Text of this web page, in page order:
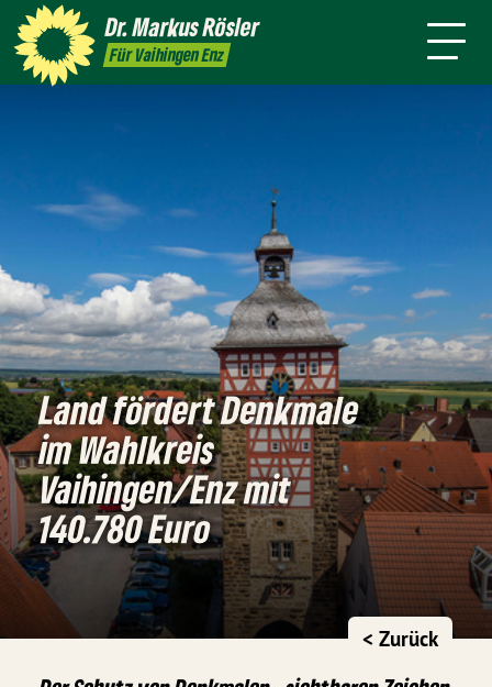
Dr. MarkusRösler
Für Vaihingen Enz
Rundmail Service Presse
Person
Land fördert Denkmale
im Wahlkreis
Vaihingen/Enz mit
140.780 Euro
< Zurück